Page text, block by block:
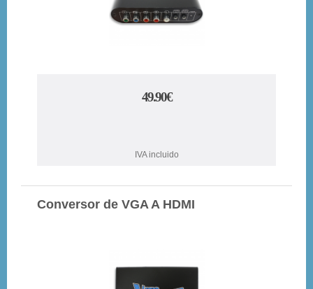
49.90€
IVA incluido
Conversor de VGA A HDMI